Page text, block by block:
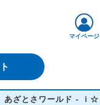
マイページ
ド - ｉ☆Ｒｉｓ